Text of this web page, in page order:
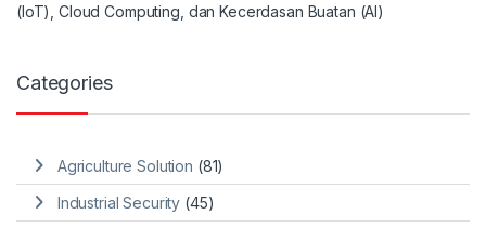
(IoT), Cloud Computing, dan Kecerdasan Buatan (AI)
Categories
Agriculture Solution (81)
Industrial Security (45)